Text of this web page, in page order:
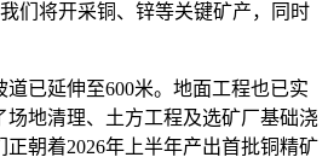
们将开采铜、锌等关键矿产，同时
已延伸至600米。地面工程也已实
场地清理、土方工程及选矿厂基础浇
朝着2026年上半年产出首批铜精矿